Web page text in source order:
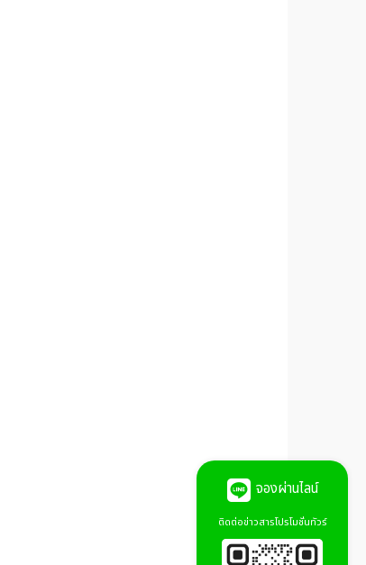
จองผ่านไลน์
ติดต่อข่าวสารโปรโมชั่นทัวร์